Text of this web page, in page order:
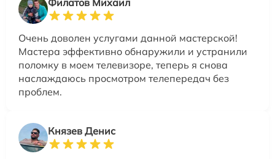
Очень доволен услугами данной мастерской!
Мастера эффективно обнаружили и устранили
поломку в моем телевизоре, теперь я снова
наслаждаюсь просмотром телепередач без
проблем.
Князев Денис